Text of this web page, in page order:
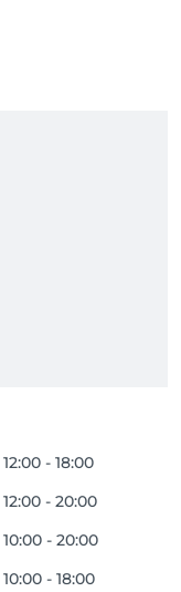
12:00 - 18:00
12:00 - 20:00
10:00 - 20:00
10:00 - 18:00